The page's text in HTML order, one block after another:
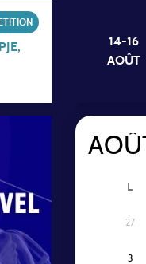
14-16
AOÛT
L
27
3